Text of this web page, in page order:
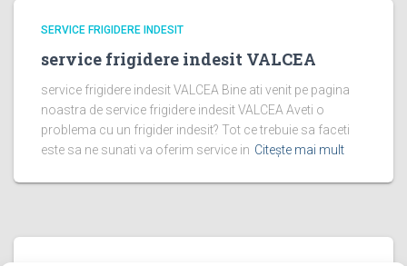
SERVICE FRIGIDERE INDESIT
service frigidere indesit VALCEA
service frigidere indesit VALCEA Bine ati venit pe pagina
noastra de service frigidere indesit VALCEA Aveti o
problema cu un frigider indesit? Tot ce trebuie sa faceti
este sa ne sunati va oferim service in Citește mai mult